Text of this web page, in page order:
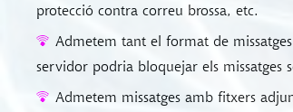
protecció contra correu brossa, etc.
Admetem tant el format de
servidor podria bloquejar els missatges
Admetem missatges amb fitxers